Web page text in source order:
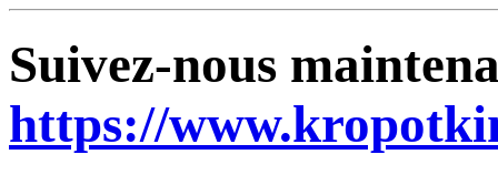
Suivez-nous
https://